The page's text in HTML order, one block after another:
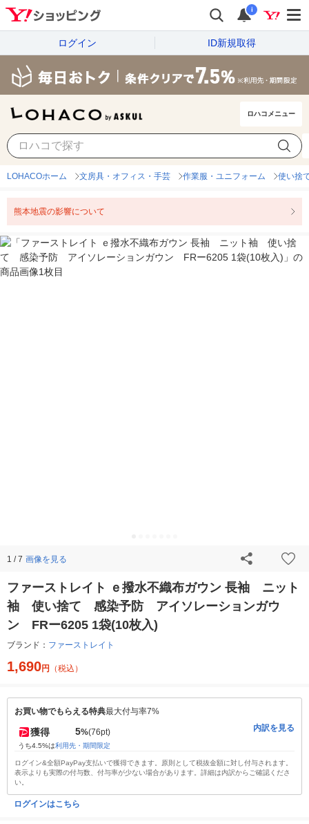
i
ログイン ID新規取得
ロハコメニュー
LOHACOホーム 文房具・オフィス・手芸 作業服・ユニフォーム 使い捨
熊本地震の影響について
1 / 7 画像を見る
ファーストレイト ｅ撥水不織布ガウン 長袖 ニット
袖 使い捨て 感染予防 アイソレーションガウ
ン FRー6205 1袋(10枚入)
ブランド： ファーストレイト
1,690円 （税込）
お買い物でもらえる特典最大付与率7%
獲得 5%(76pt)
うち4.5%は利用先・期間限定
内訳を見る
ログイン&全額PayPay支払いで獲得できます。原則として税抜金額に対し付与されます。
表示よりも実際の付与数、付与率が少ない場合があります。詳細は内訳からご確認くださ
い。
ログインはこちら